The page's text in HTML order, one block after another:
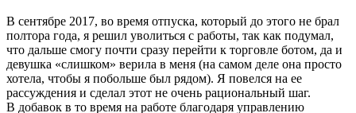
В сентябре 2017, во время отпуска, который до этого не брал
полтора года, я решил уволиться с работы, так как подумал,
что дальше смогу почти сразу перейти к торговле ботом, да и
девушка «слишком» верила в меня (на самом деле она просто
хотела, чтобы я побольше был рядом). Я повелся на ее
рассуждения и сделал этот не очень рациональный шаг.
В добавок в то время на работе благодаря управлению